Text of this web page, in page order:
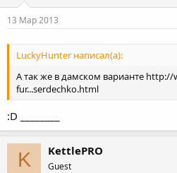
13 Мар 2013
LuckyHunter написал(а):
А так же в дамском варианте
fur...serdechko.html
:D ________
K KettlePRO
Guest